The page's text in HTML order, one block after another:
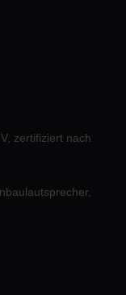
zertifiziert nach